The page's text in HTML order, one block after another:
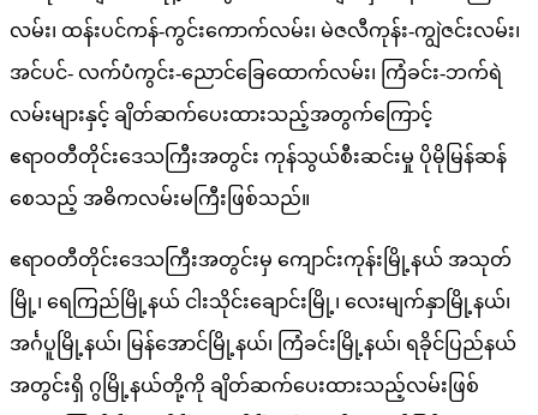
လမ်း၊ ထန်းပင်ကန်-ကွင်းကောက်လမ်း၊ မဲဇလီကုန်း-ကျွဲဇင်းလမ်း၊
အင်ပင်- လက်ပံကွင်း-ညောင်ခြေထောက်လမ်း၊ ကြံခင်း-ဘက်ရဲ
လမ်းများနှင့် ချိတ်ဆက်ပေးထားသည့်အတွက်ကြောင့်
ဧရာဝတီတိုင်းဒေသကြီးအတွင်း ကုန်သွယ်စီးဆင်းမှု ပိုမိုမြန်ဆန်
စေသည့် အဓိကလမ်းမကြီးဖြစ်သည်။
ဧရာဝတီတိုင်းဒေသကြီးအတွင်းမှ ကျောင်းကုန်းမြို့နယ် အသုတ်
မြို့၊ ရေကြည်မြို့နယ် ငါးသိုင်းချောင်းမြို့၊ လေးမျက်နှာမြို့နယ်၊
အင်္ဂပူမြို့နယ်၊ မြန်အောင်မြို့နယ်၊ ကြံခင်းမြို့နယ်၊ ရခိုင်ပြည်နယ်
အတွင်းရှိ ဂွမြို့နယ်တို့ကို ချိတ်ဆက်ပေးထားသည့်လမ်းဖြစ်